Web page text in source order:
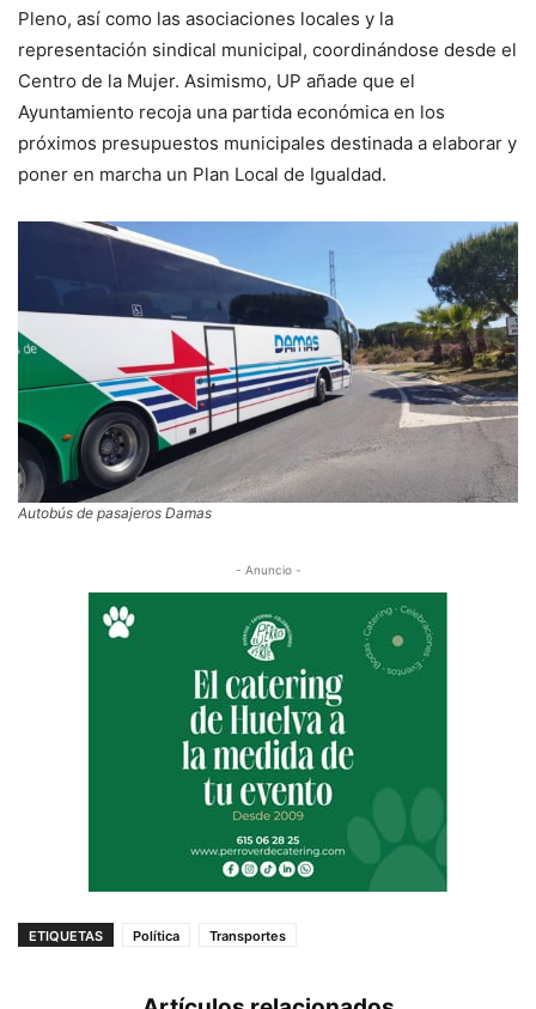
Pleno, así como las asociaciones locales y la
representación sindical municipal, coordinándose desde el
Centro de la Mujer. Asimismo, UP añade que el
Ayuntamiento recoja una partida económica en los
próximos presupuestos municipales destinada a elaborar y
poner en marcha un Plan Local de Igualdad.
Autobús de pasajeros Damas
- Anuncio -
ETIQUETAS Política Transportes